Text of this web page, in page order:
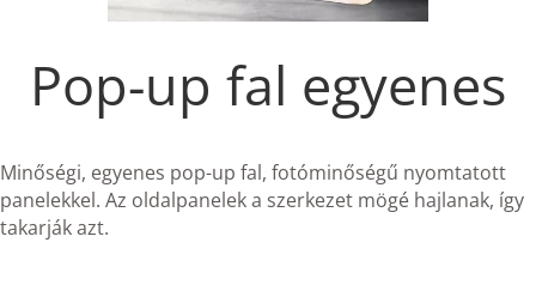
Pop-up fal egyenes
Minőségi, egyenes pop-up fal, fotóminőségű nyomtatott
panelekkel. Az oldalpanelek a szerkezet mögé hajlanak, így
takarják azt.